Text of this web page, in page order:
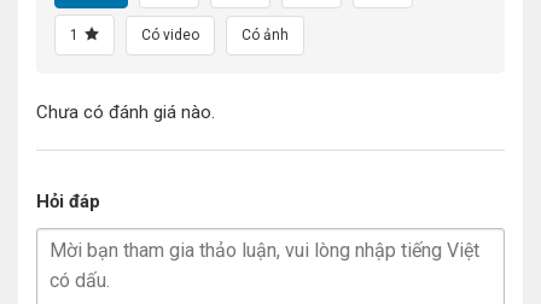
1 Có video Có ảnh
Chưa có đánh giá nào.
Hỏi đáp